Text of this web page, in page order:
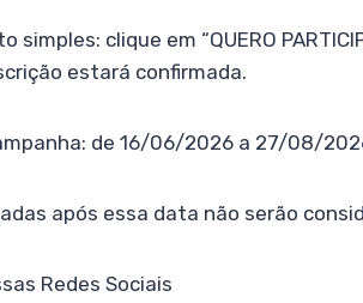
simples: clique em “QUERO
estará confirmada.
de 16/06/2026 a 27/08/
após essa data não serão
Redes Sociais